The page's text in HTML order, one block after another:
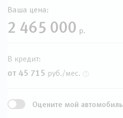
Ваша цена:
2 465 000 р.
В кредит:
от 45 715 руб./мес.
Оцените мой автомобиль